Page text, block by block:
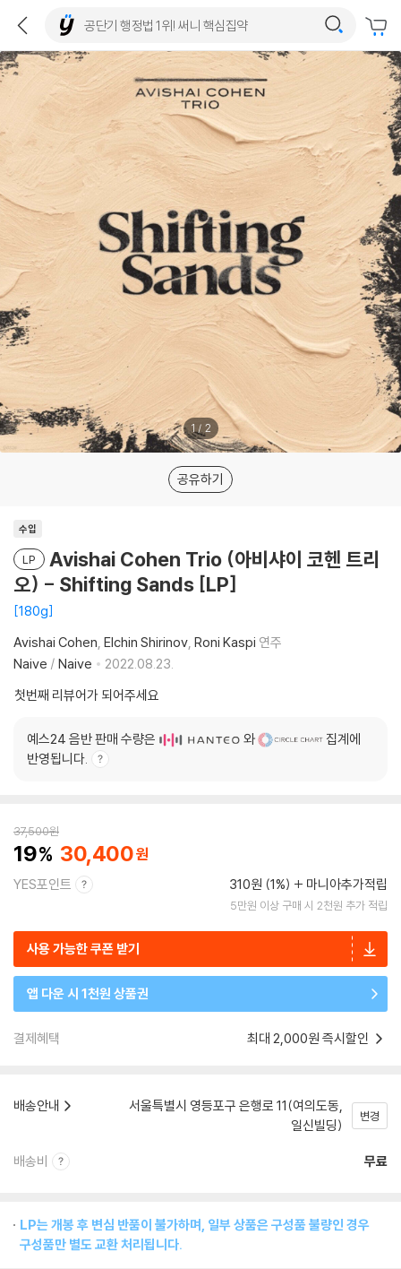
1/ 2
공유하기
수입
LP
Avishai Cohen Trio (아비샤이 코헨 트리
오) - Shifting Sands [LP]
180g
Avishai Cohen Elchin Shirinov Roni Kaspi 연주
Naive / Naive
2022.08.23.
첫번째 리뷰어가 되어주세요
예스24 음반 판매 수량은 와
집계에
반영됩니다.
37,500원
19 30,400
YES포인트 310원 (1%) 마니아추가적립
5만원 이상 구매 시 2천원 추가 적립
사용 가능한 쿠폰 받기
앱 다운 시 1천원 상품권
결제혜택 최대 2,000원 즉시할인
배송안내
서울특별시 영등포구 은행로 11(여의도동,
일신빌딩)
변경
배송비 무료
LP는 개봉 후 변심 반품이 불가하며, 일부 상품은 구성품 불량인 경우
구성품만 별도 교환 처리됩니다.